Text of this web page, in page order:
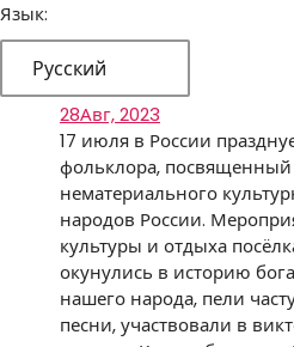
Язык:
Русский
28Авг, 2023
17 июля в России
фольклора, посвященный
нематериального
народов России.
культуры и отдыха
окунулись в историю
нашего народа, пели
песни, участвовали в